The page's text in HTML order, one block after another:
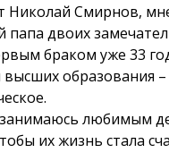
Николай Смирнов,
папа двоих
браком уже 33
образования –
занимаюсь любимым
их жизнь стала